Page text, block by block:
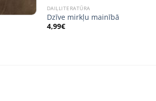
DAIĻLITERATŪRA
Dzīve mirkļu mainībā
4,99€